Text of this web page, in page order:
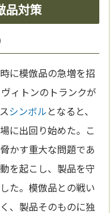
品対策
に模倣品の急増を招
ィトンのトランクが
シンボルとなると、
に出回り始めた。こ
かす重大な問題であ
を起こし、製品を守
た。模倣品との戦い
、製品そのものに独